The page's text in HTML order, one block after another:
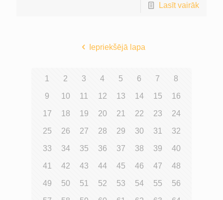
Lasīt vairāk
Iepriekšējā lapa
1 2 3 4 5 6 7 8
9 10 11 12 13 14 15 16
17 18 19 20 21 22 23 24
25 26 27 28 29 30 31 32
33 34 35 36 37 38 39 40
41 42 43 44 45 46 47 48
49 50 51 52 53 54 55 56